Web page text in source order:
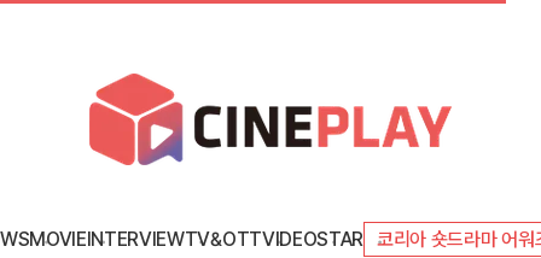
MOVIEINTERVIEWTV&OTTVIDEOSTAR 코리아 숏드라마 어워